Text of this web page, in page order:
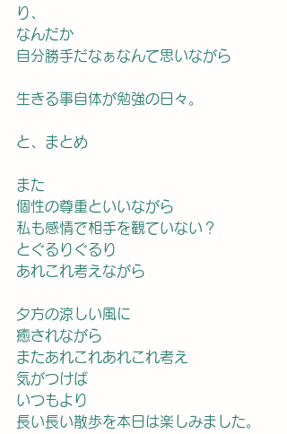
り、
なんだか
自分勝手だなぁなんて思いながら
生きる事自体が勉強の日々。
と、まとめ
また
個性の尊重といいながら
私も感情で相手を観ていない？
とぐるりぐるり
あれこれ考えながら
夕方の涼しい風に
癒されながら
またあれこれあれこれ考え
気がつけば
いつもより
長い長い散歩を本日は楽しみました。